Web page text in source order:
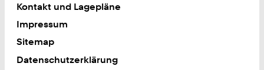
Kontakt und Lagepläne
Impressum
Sitemap
Datenschutzerklärung